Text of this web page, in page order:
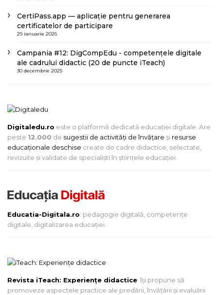
CertiPass.app — aplicație pentru generarea
certificatelor de participare
29 ianuarie 2026
Campania #12: DigCompEdu - competențele digitale
ale cadrului didactic (20 de puncte iTeach)
30 decembrie 2025
Digitaledu.ro este o platformă dedicată educației digitale. Are
peste 12.000 de sugestii de activități de învățare și resurse
educaționale deschise create de cadre didactice, selectate,
revizuite și validate de specialiști în științele educației.
Educatia-Digitala.ro: pedagogie digitală, competențe
digitale, digitalizarea educației.
Revista iTeach: Experienţe didactice îşi propune să
promoveze aspectele practice ale predării, învăţării şi evaluării